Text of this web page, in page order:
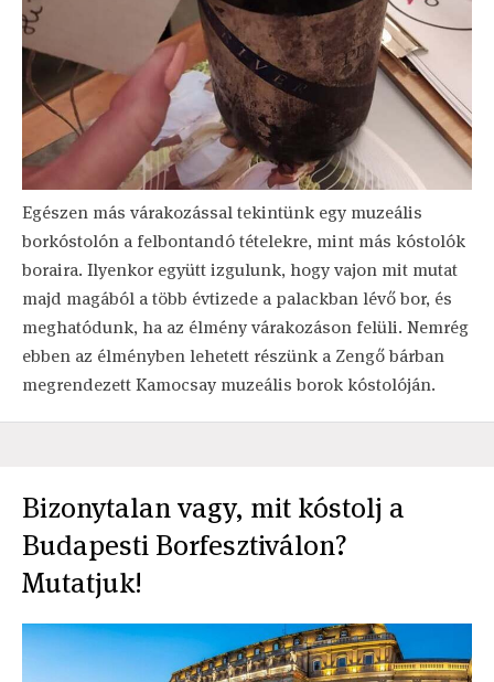
Egészen más várakozással tekintünk egy muzeális
borkóstolón a felbontandó tételekre, mint más kóstolók
boraira. Ilyenkor együtt izgulunk, hogy vajon mit mutat
majd magából a több évtizede a palackban lévő bor, és
meghatódunk, ha az élmény várakozáson felüli. Nemrég
ebben az élményben lehetett részünk a Zengő bárban
megrendezett Kamocsay muzeális borok kóstolóján.
Bizonytalan vagy, mit kóstolj a
Budapesti Borfesztiválon?
Mutatjuk!